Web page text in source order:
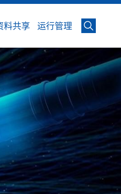
料共享 运行管理